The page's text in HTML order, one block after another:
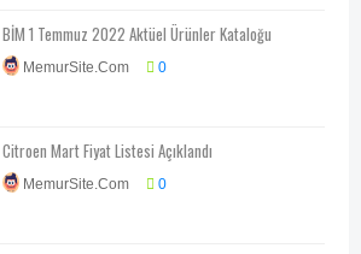
BİM 1 Temmuz 2022 Aktüel Ürünler Kataloğu
MemurSite.Com 0
Citroen Mart Fiyat Listesi Açıklandı
MemurSite.Com 0